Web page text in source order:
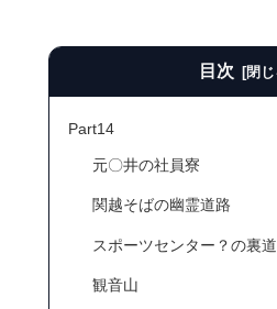
目次
Part14
元〇井の社員寮
関越そばの幽霊道路
スポーツセンター？の裏道
観音山